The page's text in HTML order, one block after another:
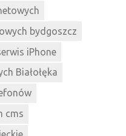
bydgoszcz
iPhone
Białołęka
cms